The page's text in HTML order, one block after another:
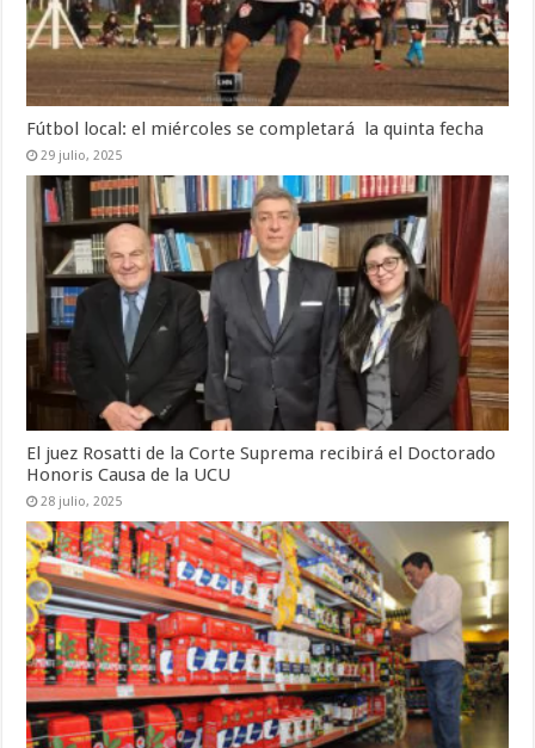
Fútbol local: el miércoles se completará la quinta fecha
29 julio, 2025
El juez Rosatti de la Corte Suprema recibirá el Doctorado
Honoris Causa de la UCU
28 julio, 2025